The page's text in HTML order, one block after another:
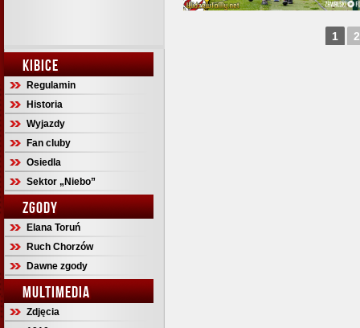
KIBICE
Regulamin
Historia
Wyjazdy
Fan cluby
Osiedla
Sektor „Niebo”
ZGODY
Elana Toruń
Ruch Chorzów
Dawne zgody
MULTIMEDIA
Zdjęcia
1 2